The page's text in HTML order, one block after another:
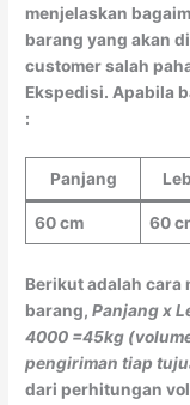
menjelaskan
barang yang akan
customer salah
Ekspedisi. Apabila
:
Panjang
60 cm 60
Berikut adalah cara
barang,Panjang x
4000 =45kg
pengiriman tiap
dari perhitungan